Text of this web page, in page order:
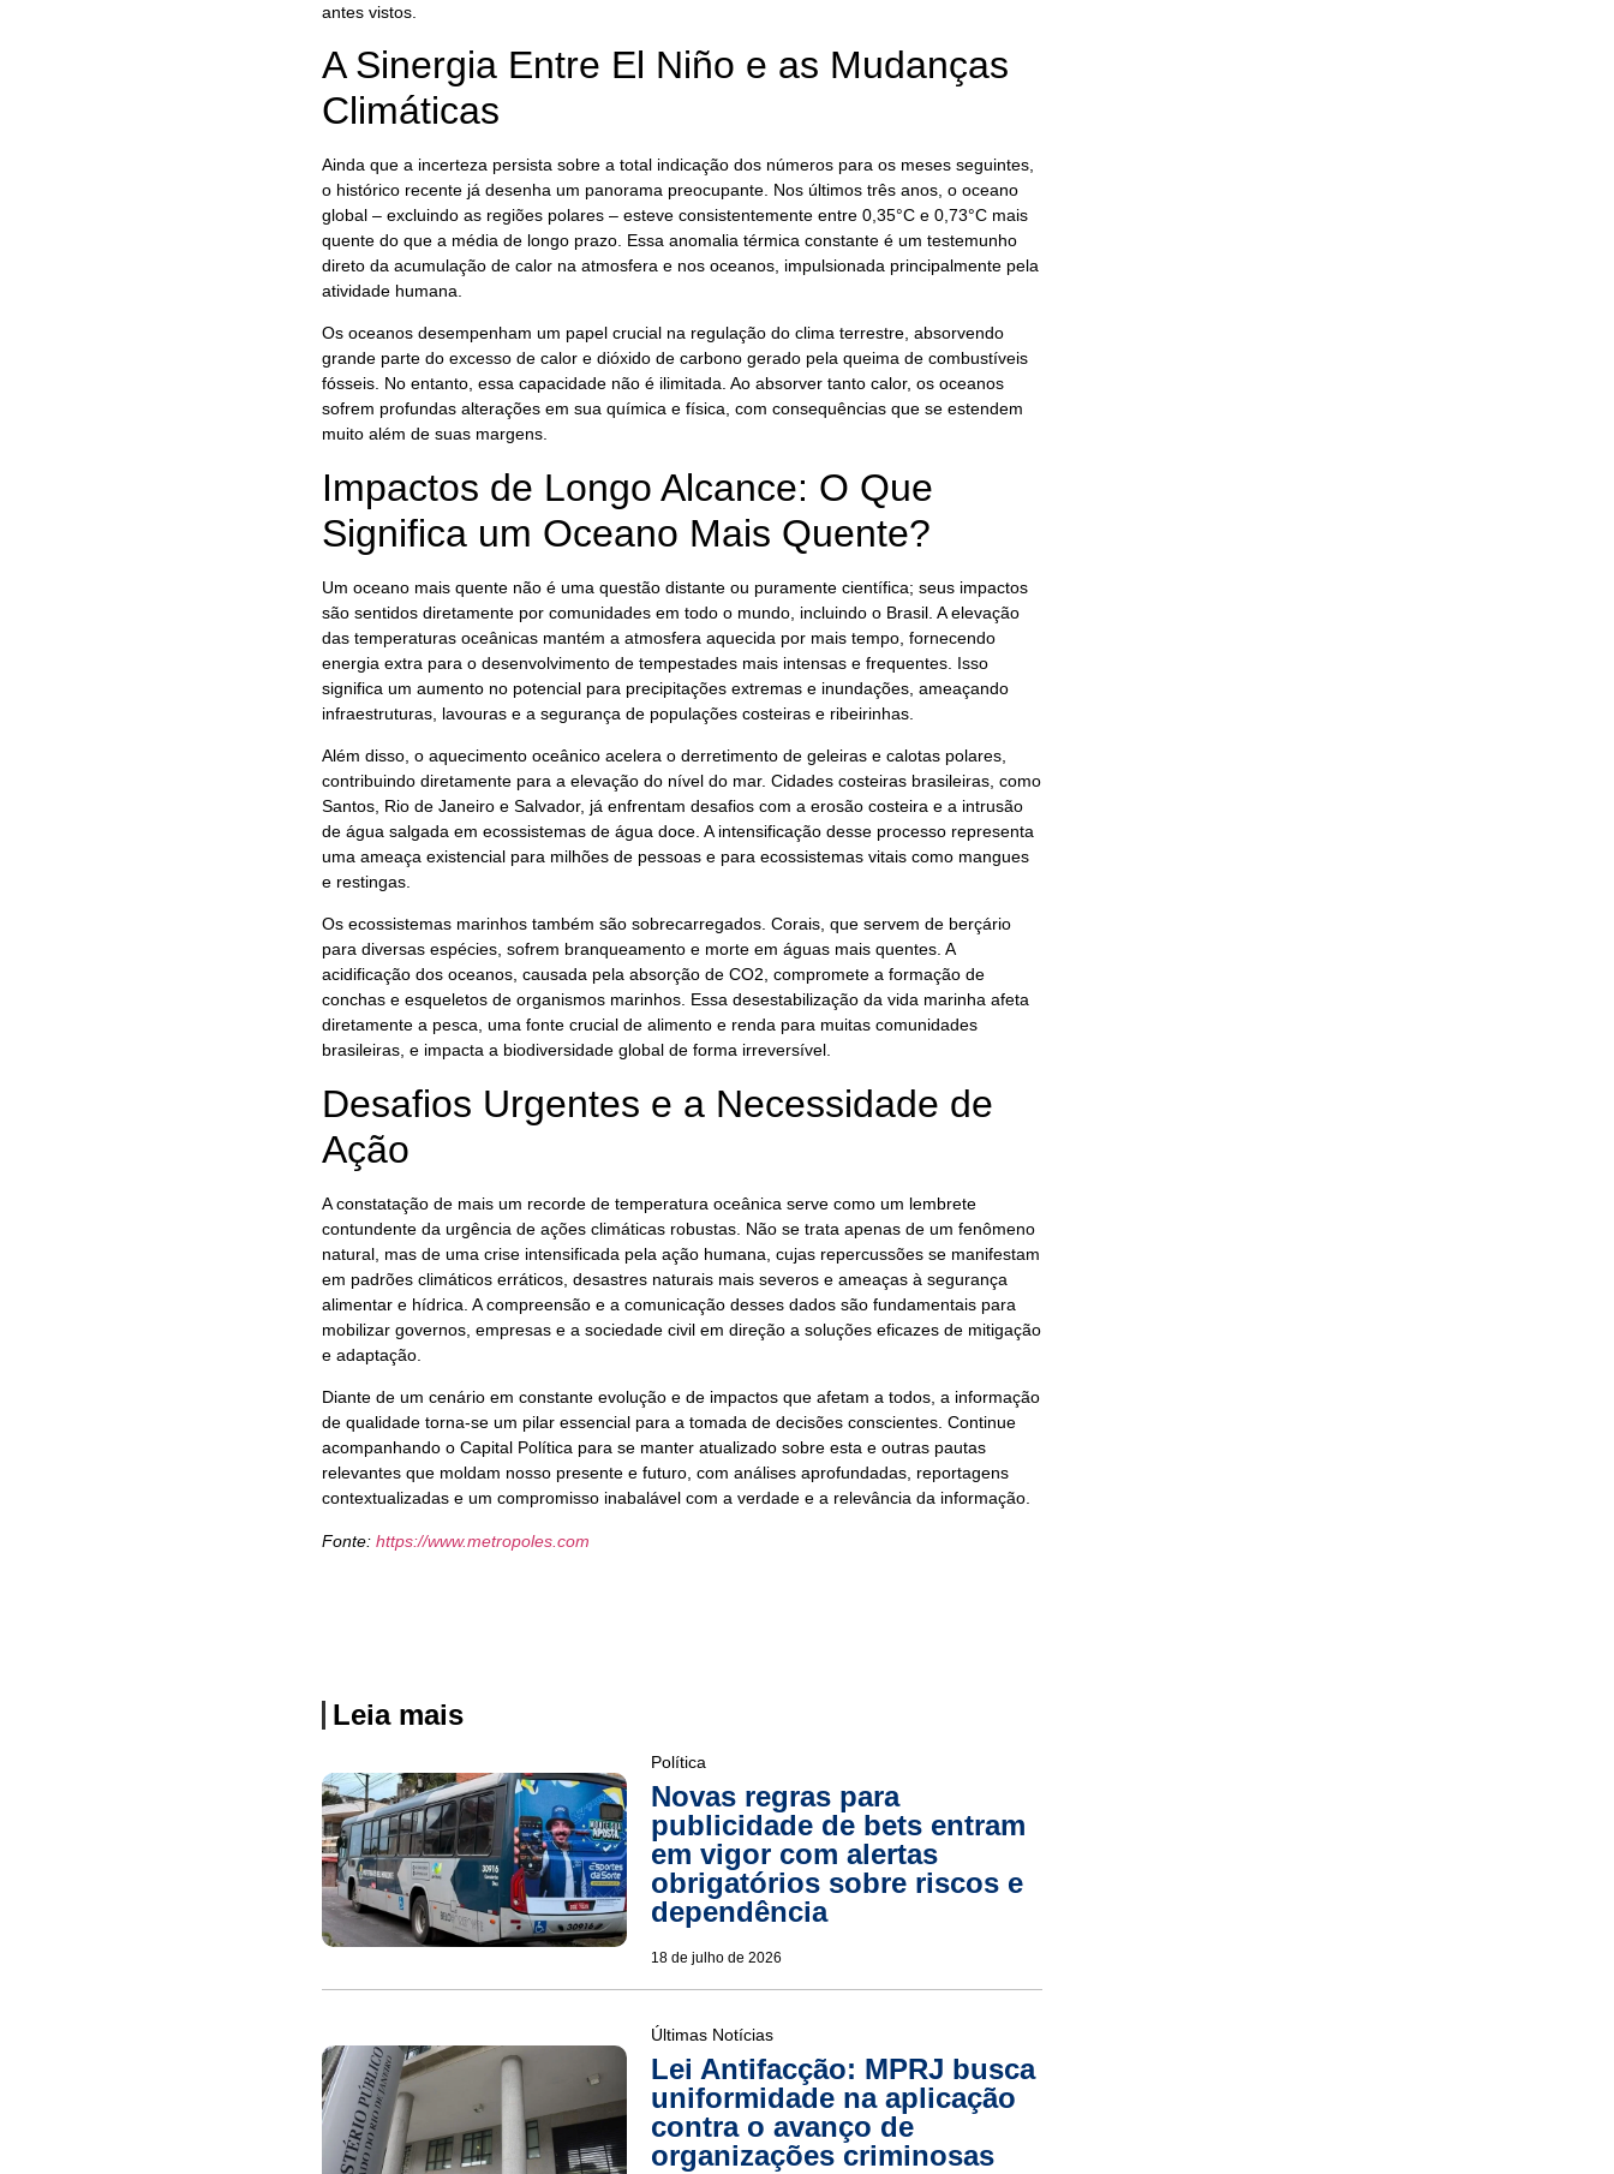
antes vistos.
A Sinergia Entre El Niño e as Mudanças
Climáticas
Ainda que a incerteza persista sobre a total indicação dos números para os meses seguintes,
o histórico recente já desenha um panorama preocupante. Nos últimos três anos, o oceano
global – excluindo as regiões polares – esteve consistentemente entre 0,35°C e 0,73°C mais
quente do que a média de longo prazo. Essa anomalia térmica constante é um testemunho
direto da acumulação de calor na atmosfera e nos oceanos, impulsionada principalmente pela
atividade humana.
Os oceanos desempenham um papel crucial na regulação do clima terrestre, absorvendo
grande parte do excesso de calor e dióxido de carbono gerado pela queima de combustíveis
fósseis. No entanto, essa capacidade não é ilimitada. Ao absorver tanto calor, os oceanos
sofrem profundas alterações em sua química e física, com consequências que se estendem
muito além de suas margens.
Impactos de Longo Alcance: O Que
Significa um Oceano Mais Quente?
Um oceano mais quente não é uma questão distante ou puramente científica; seus impactos
são sentidos diretamente por comunidades em todo o mundo, incluindo o Brasil. A elevação
das temperaturas oceânicas mantém a atmosfera aquecida por mais tempo, fornecendo
energia extra para o desenvolvimento de tempestades mais intensas e frequentes. Isso
significa um aumento no potencial para precipitações extremas e inundações, ameaçando
infraestruturas, lavouras e a segurança de populações costeiras e ribeirinhas.
Além disso, o aquecimento oceânico acelera o derretimento de geleiras e calotas polares,
contribuindo diretamente para a elevação do nível do mar. Cidades costeiras brasileiras, como
Santos, Rio de Janeiro e Salvador, já enfrentam desafios com a erosão costeira e a intrusão
de água salgada em ecossistemas de água doce. A intensificação desse processo representa
uma ameaça existencial para milhões de pessoas e para ecossistemas vitais como mangues
e restingas.
Os ecossistemas marinhos também são sobrecarregados. Corais, que servem de berçário
para diversas espécies, sofrem branqueamento e morte em águas mais quentes. A
acidificação dos oceanos, causada pela absorção de CO2, compromete a formação de
conchas e esqueletos de organismos marinhos. Essa desestabilização da vida marinha afeta
diretamente a pesca, uma fonte crucial de alimento e renda para muitas comunidades
brasileiras, e impacta a biodiversidade global de forma irreversível.
Desafios Urgentes e a Necessidade de
Ação
A constatação de mais um recorde de temperatura oceânica serve como um lembrete
contundente da urgência de ações climáticas robustas. Não se trata apenas de um fenômeno
natural, mas de uma crise intensificada pela ação humana, cujas repercussões se manifestam
em padrões climáticos erráticos, desastres naturais mais severos e ameaças à segurança
alimentar e hídrica. A compreensão e a comunicação desses dados são fundamentais para
mobilizar governos, empresas e a sociedade civil em direção a soluções eficazes de mitigação
e adaptação.
Diante de um cenário em constante evolução e de impactos que afetam a todos, a informação
de qualidade torna-se um pilar essencial para a tomada de decisões conscientes. Continue
acompanhando o Capital Política para se manter atualizado sobre esta e outras pautas
relevantes que moldam nosso presente e futuro, com análises aprofundadas, reportagens
contextualizadas e um compromisso inabalável com a verdade e a relevância da informação.
Fonte: https://www.metropoles.com
Leia mais
Política
Novas regras para
publicidade de bets entram
em vigor com alertas
obrigatórios sobre riscos e
dependência
18 de julho de 2026
Últimas Notícias
Lei Antifacção: MPRJ busca
uniformidade na aplicação
contra o avanço de
organizações criminosas